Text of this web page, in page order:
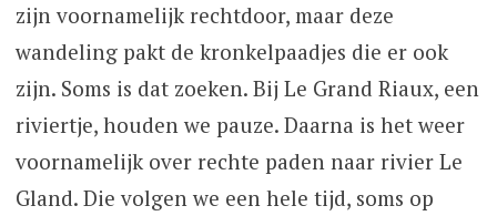
zijn voornamelijk rechtdoor, maar deze
wandeling pakt de kronkelpaadjes die er ook
zijn. Soms is dat zoeken. Bij Le Grand Riaux, een
riviertje, houden we pauze. Daarna is het weer
voornamelijk over rechte paden naar rivier Le
Gland. Die volgen we een hele tijd, soms op